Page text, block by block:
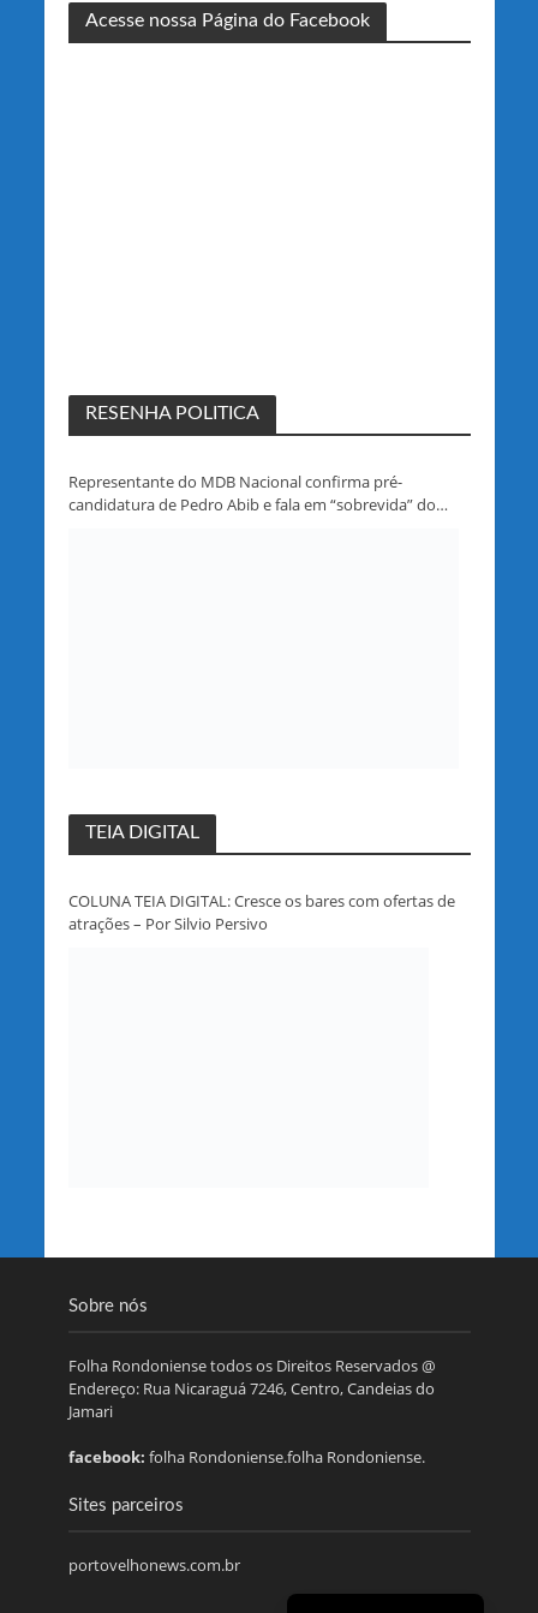
Acesse nossa Página do Facebook
RESENHA POLITICA
Representante do MDB Nacional confirma pré-
candidatura de Pedro Abib e fala em “sobrevida” do
TEIA DIGITAL
COLUNA TEIA DIGITAL: Cresce os bares com ofertas de
atrações – Por Silvio Persivo
Sobre nós
Folha Rondoniense todos os Direitos Reservados @
Endereço: Rua Nicaraguá 7246, Centro, Candeias do
Jamari
facebook: folha Rondoniense.folha Rondoniense.
Sites parceiros
portovelhonews.com.br